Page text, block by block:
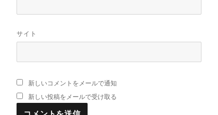
サイト
新しいコメントをメールで通知
新しい投稿をメールで受け取る